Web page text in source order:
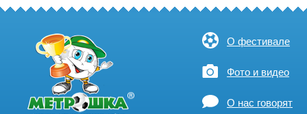
О фестивале
Фото и видео
О нас говорят